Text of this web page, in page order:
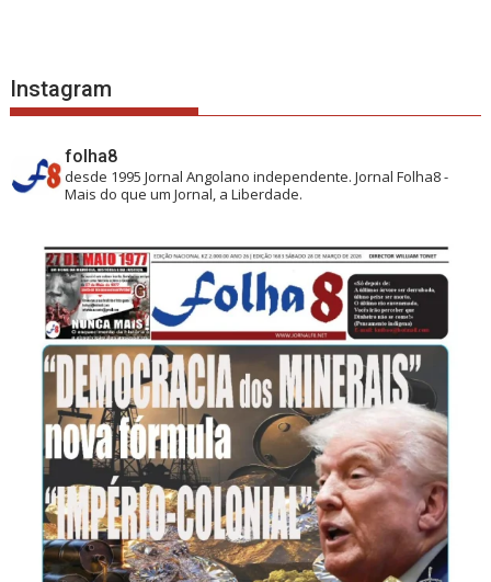
Instagram
folha8
desde 1995 Jornal Angolano independente.Jornal Folha8 -
Mais do que um Jornal, a Liberdade.